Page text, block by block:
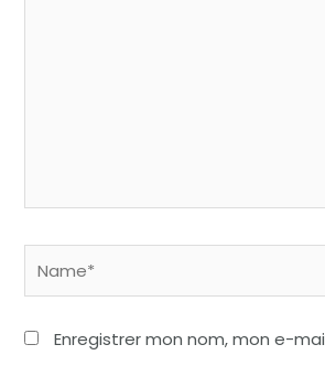
Enregistrer mon nom, mon e-